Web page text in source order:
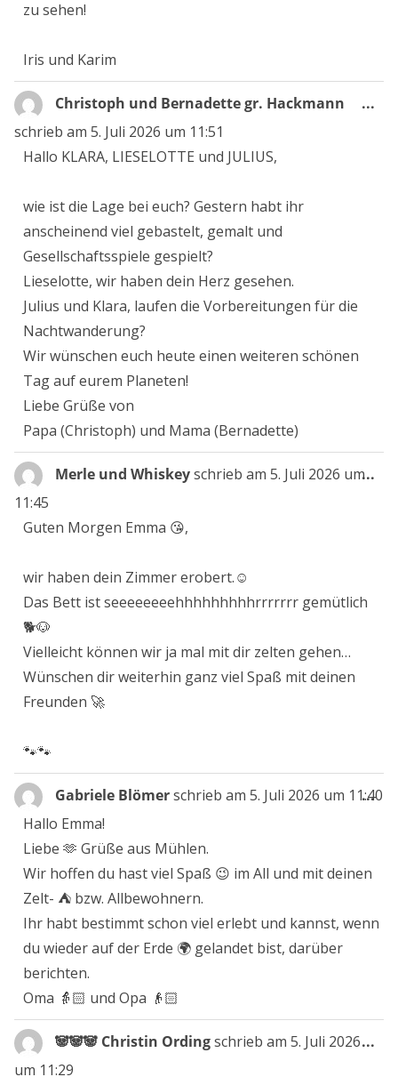
zu sehen!
Iris und Karim
Christoph und Bernadette gr. Hackmann
schrieb am 5. Juli 2026 um 11:51
Hallo KLARA, LIESELOTTE und JULIUS,
wie ist die Lage bei euch? Gestern habt ihr
anscheinend viel gebastelt, gemalt und
Gesellschaftsspiele gespielt?
Lieselotte, wir haben dein Herz gesehen.
Julius und Klara, laufen die Vorbereitungen für die
Nachtwanderung?
Wir wünschen euch heute einen weiteren schönen
Tag auf eurem Planeten!
Liebe Grüße von
Papa (Christoph) und Mama (Bernadette)
...
Merle und Whiskeyschrieb am 5. Juli 2026 um
11:45
Guten Morgen Emma 😘,
wir haben dein Zimmer erobert.☺️
Das Bett ist seeeeeeeehhhhhhhhhrrrrrrr gemütlich
🐕🐶
Vielleicht können wir ja mal mit dir zelten gehen…
Wünschen dir weiterhin ganz viel Spaß mit deinen
Freunden 🚀
🐾🐾
...
Gabriele Blömerschrieb am 5. Juli 2026 um 11:40
Hallo Emma!
Liebe 🫶 Grüße aus Mühlen.
Wir hoffen du hast viel Spaß 😉 im All und mit deinen
Zelt- ⛺️ bzw. Allbewohnern.
Ihr habt bestimmt schon viel erlebt und kannst, wenn
du wieder auf der Erde 🌍 gelandet bist, darüber
berichten.
Oma 👵🏻 und Opa 👴🏻
...
🐼🐼🐼 Christin Ordingschrieb am 5. Juli 2026
um 11:29
...